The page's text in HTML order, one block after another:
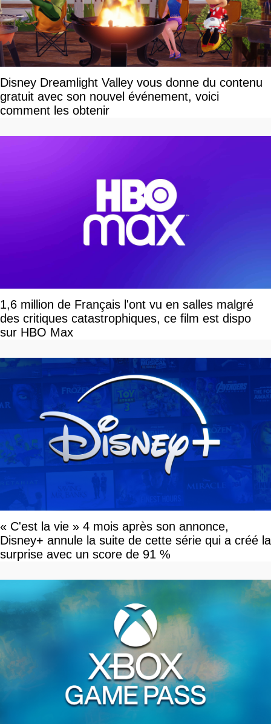
Disney Dreamlight Valley vous donne du contenu
gratuit avec son nouvel événement, voici
comment les obtenir
1,6 million de Français l'ont vu en salles malgré
des critiques catastrophiques, ce film est dispo
sur HBO Max
« C'est la vie » 4 mois après son annonce,
Disney+ annule la suite de cette série qui a créé la
surprise avec un score de 91 %